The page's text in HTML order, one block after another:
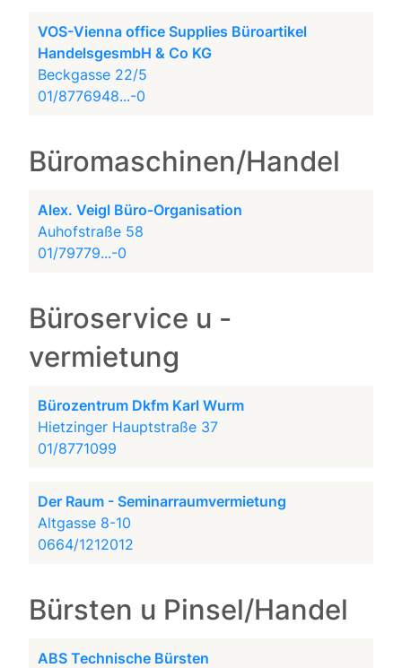
VOS-Vienna office Supplies Büroartikel
HandelsgesmbH & Co KG
Beckgasse 22/5
01/8776948...-0
Büromaschinen/Handel
Alex. Veigl Büro-Organisation
Auhofstraße 58
01/79779...-0
Büroservice u -
vermietung
Bürozentrum Dkfm Karl Wurm
Hietzinger Hauptstraße 37
01/8771099
Der Raum - Seminarraumvermietung
Altgasse 8-10
0664/1212012
Bürsten u Pinsel/Handel
ABS Technische Bürsten